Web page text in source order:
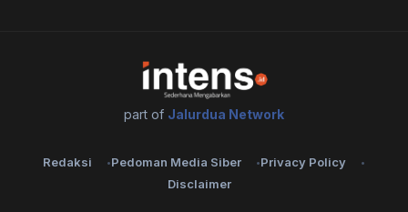
part of Jalurdua Network
Redaksi Pedoman Media Siber
Privacy Policy
Disclaimer